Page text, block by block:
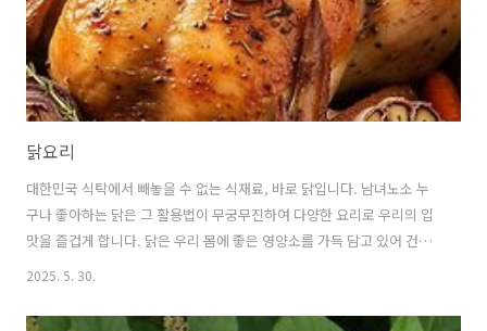
닭요리
대한민국 식탁에서 빼놓을 수 없는 식재료, 바로 닭입니다. 남녀노소 누
구나 좋아하는 닭은 그 활용법이 무궁무진하여 다양한 요리로 우리의 입
맛을 즐겁게 합니다. 닭은 우리 몸에 좋은 영양소를 가득 담고 있어 건강
까지 챙길 수 있는 훌륭한 식재료입니다. 닭요리의 다채로운 매력부터 건
명해 드리겠습니다. 1. 닭, 왜 이렇게 사랑받을까요?닭은 전 세계적으로
2025. 5. 30.